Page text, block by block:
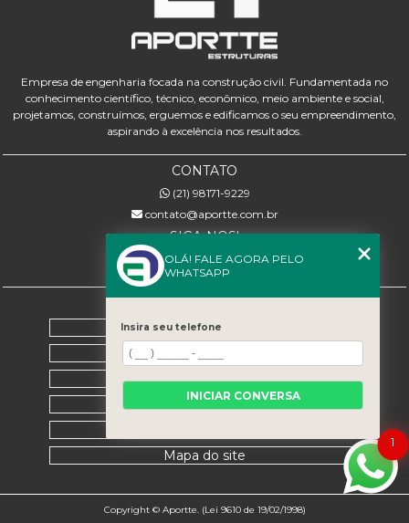
Empresa de engenharia focada na construção civil. Fundamentada no
conhecimento científico, técnico, econômico, meio ambiente e social,
projetamos, construímos, erguemos e edificamos o seu empreendimento,
aspirando à excelência nos resultados.
CONTATO
(21) 98171-9229
contato@aportte.com.br
SIGA-NOS!
Home
Sobre nós
Serviços
Contato
Mapa do site
Copyright © Aportte. (Lei 9610 de 19/02/1998)
1
OLÁ! FALE AGORA PELO
WHATSAPP
Insira seu telefone
INICIAR CONVERSA